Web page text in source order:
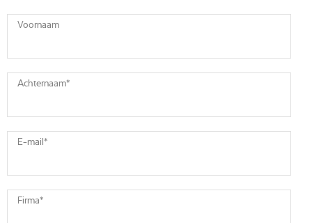
Voornaam
Achternaam*
E-mail*
Firma*